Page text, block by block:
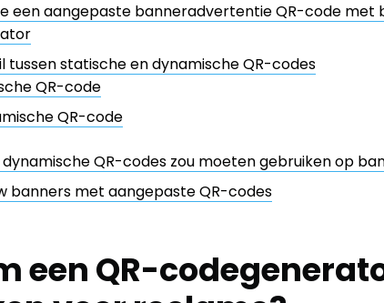
een aangepaste banneradvertentie QR-code met
tussen statische en dynamische QR-codes
QR-code
QR-code
QR-codes zou moeten gebruiken op
banners met aangepaste QR-codes
een QR-